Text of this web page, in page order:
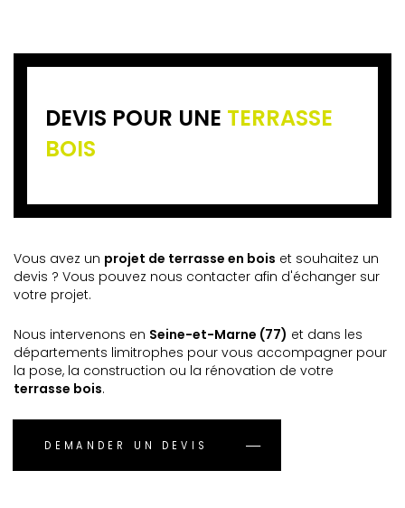
DEVIS POUR UNE TERRASSE
BOIS
Vous avez un projet de terrasse en bois et souhaitez un
devis ? Vous pouvez nous contacter afin d'échanger sur
votre projet.
Nous intervenons en Seine-et-Marne (77) et dans les
départements limitrophes pour vous accompagner pour
la pose, la construction ou la rénovation de votre
terrasse bois.
DEMANDER UN DEVIS